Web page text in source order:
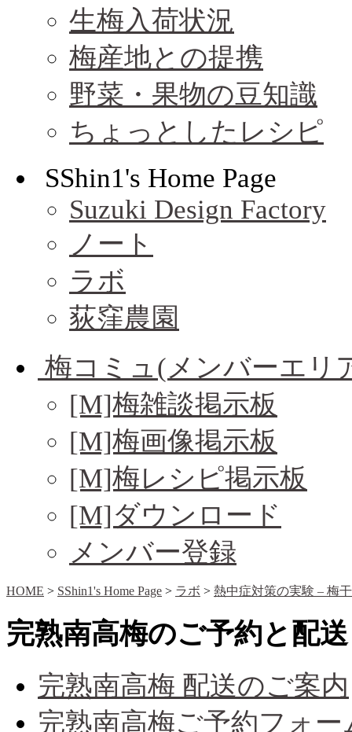
生梅入荷状況
梅産地との提携
野菜・果物の豆知識
ちょっとしたレシピ
SShin1's Home Page
Suzuki Design Factory
ノート
ラボ
荻窪農園
梅コミュ(メンバーエリ
[M]梅雑談掲示板
[M]梅画像掲示板
[M]梅レシピ掲示板
[M]ダウンロード
メンバー登録
HOME > SShin1's Home Page > ラボ > 熱中症対策の実験 – 梅
完熟南高梅のご予約と配送
完熟南高梅 配送のご案内
完熟南高梅ご予約フォー